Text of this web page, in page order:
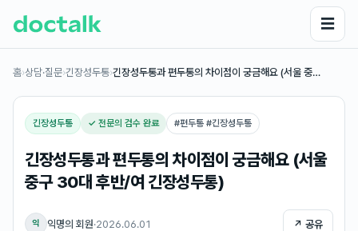
☰
홈›상담·질문›긴장성두통›긴장성두통과 편두통의 차이점이 궁금해요 (서울 중…
긴장성두통 ✓ 전문의 검수 완료 #편두통 #긴장성두통
긴장성두통과 편두통의 차이점이 궁금해요 (서울
중구 30대 후반/여 긴장성두통)
익 익명의 회원·2026.06.01 ↗ 공유